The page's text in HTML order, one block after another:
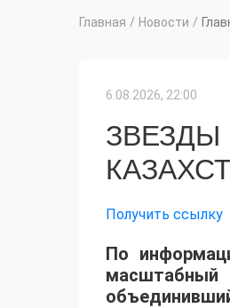
Главная / Новости /
6.08.2026, 22:00
Получить ссылку
По